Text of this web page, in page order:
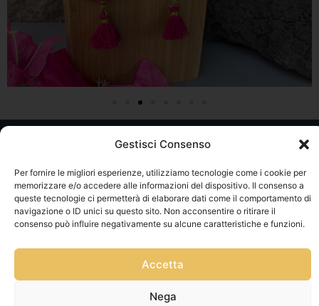
Gestisci Consenso
Per fornire le migliori esperienze, utilizziamo tecnologie come i cookie per
memorizzare e/o accedere alle informazioni del dispositivo. Il consenso a
queste tecnologie ci permetterà di elaborare dati come il comportamento di
navigazione o ID unici su questo sito. Non acconsentire o ritirare il
consenso può influire negativamente su alcune caratteristiche e funzioni.
Accetta
Nega
Informativa
Spedizioni
Informativa
Condizioni
Fischietti, 15
90138
Palermo
+39
info@sikeliac
raft.com
+39